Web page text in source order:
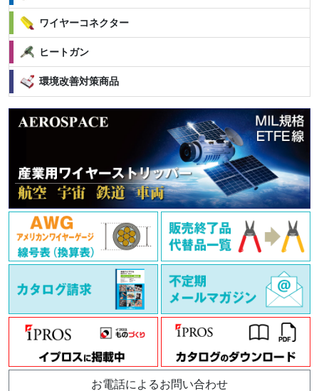
ワイヤーコネクター
ヒートガン
環境改善対策商品
お電話によるお問い合わせ